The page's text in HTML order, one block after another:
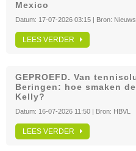
Mexico
Datum: 17-07-2026 03:15 | Bron:
LEES VERDER
GEPROEFD. Van
Beringen: hoe smaken
Kelly?
Datum: 16-07-2026 11:50 | Bron: HBVL
LEES VERDER